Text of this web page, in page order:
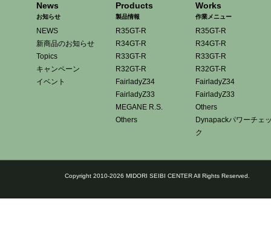
News
お知らせ
NEWS
新商品のお知らせ
Topics
キャンペーン
イベント
Products
製品情報
R35GT-R
R34GT-R
R33GT-R
R32GT-R
FairladyZ34
FairladyZ33
MEGANE R.S.
Others
Works
作業メニュー
R35GT-R
R34GT-R
R33GT-R
R32GT-R
FairladyZ34
FairladyZ33
Others
Dynapackパワーチェ
ク
Copyright 2010-2026 MIDORI SEIBI CENTER All Rights Reserved.